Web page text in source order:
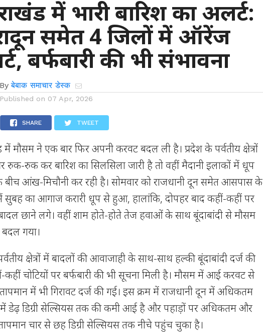
में भारी बारिश का अलर्ट:
समेत 4 जिलों में ऑरेंज
बर्फबारी की भी संभावना
By बेबाक समाचार डेस्क
Published on 07 Apr, 2026
SHARE TWEET
में मौसम ने एक बार फिर अपनी करवट बदल ली है। प्रदेश के पर्वतीय क्षेत्रों
रुक-रुक कर बारिश का सिलसिला जारी है तो वहीं मैदानी इलाकों में धूप
बीच आंख-मिचौनी कर रही है। सोमवार को राजधानी दून समेत आसपास के
सुबह का आगाज करारी धूप से हुआ, हालांकि, दोपहर बाद कहीं-कहीं पर
छाने लगे। वहीं शाम होते-होते तेज हवाओं के साथ बूंदाबांदी से मौसम
बदल गया।
क्षेत्रों में बादलों की आवाजाही के साथ-साथ हल्की बूंदाबांदी दर्ज की
कहीं चोटियों पर बर्फबारी की भी सूचना मिली है। मौसम में आई करवट से
में भी गिरावट दर्ज की गई। इस क्रम में राजधानी दून में अधिकतम
में डेढ़ डिग्री सेल्सियस तक की कमी आई है और पहाड़ों पर अधिकतम और
चार से छह डिग्री सेल्सियस तक नीचे पहुंच चुका है।